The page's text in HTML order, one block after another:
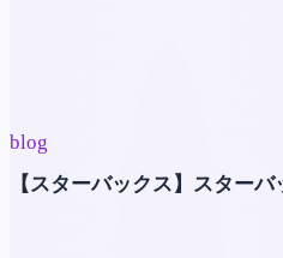
blog
【スターバックス】スター